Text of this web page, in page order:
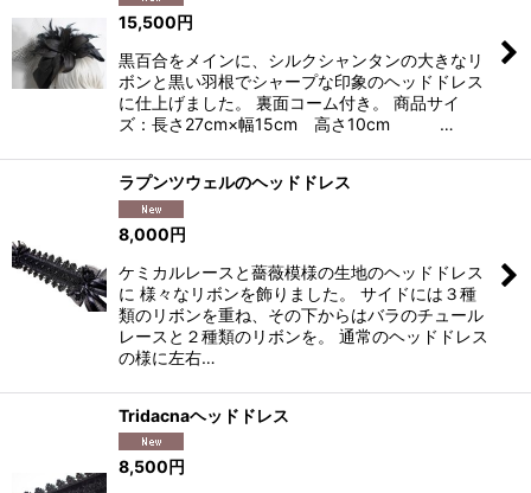
15,500円
黒百合をメインに、シルクシャンタンの大きなリ
ボンと黒い羽根でシャープな印象のヘッドドレス
に仕上げました。 裏面コーム付き。 商品サイ
ズ：長さ27cm×幅15cm 高さ10cm …
ラプンツウェルのヘッドドレス
8,000円
ケミカルレースと薔薇模様の生地のヘッドドレス
に 様々なリボンを飾りました。 サイドには３種
類のリボンを重ね、その下からはバラのチュール
レースと２種類のリボンを。 通常のヘッドドレス
の様に左右…
Tridacnaヘッドドレス
8,500円